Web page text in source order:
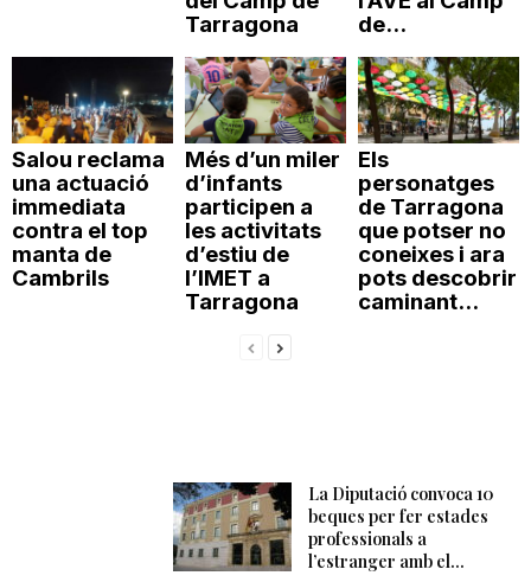
Tarragona
de...
Salou reclama
una actuació
immediata
contra el top
manta de
Cambrils
Més d’un miler
d’infants
participen a
les activitats
d’estiu de
l’IMET a
Tarragona
Els
personatges
de Tarragona
que potser no
coneixes i ara
pots descobrir
caminant...